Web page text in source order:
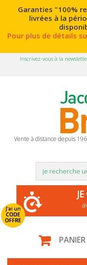
Garanties "100%
livrées à la
Pour plus de détails
Inscrivez-vous à la
Vente à distance depuis
J'ai un
CODE
OFFRE
PANIER